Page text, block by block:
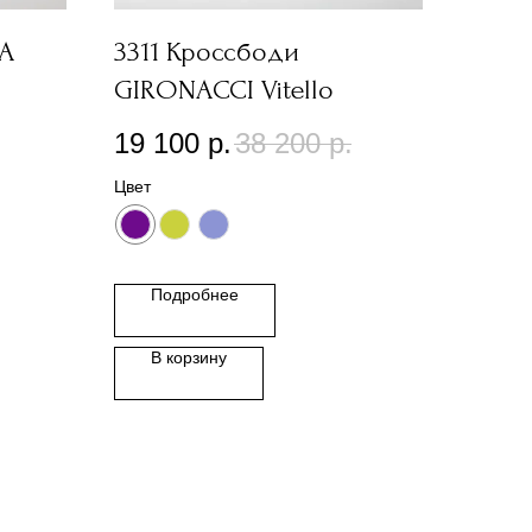
3311 Кроссбоди
GIRONACCI Vitello
19 100 р.38 200 р.
Цвет
Подробнее
В корзину